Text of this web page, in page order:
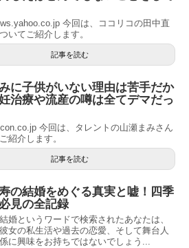
今回は、ココリコの田中直
いてご紹介します。
記事を読む
に子供がいない理由は苦手だか
治療や流産の噂は全てデマだっ
今回は、タレントの山瀬まみさん
紹介します。
記事を読む
の結婚をめぐる真実と嘘！四季
見の全記録
婚というワードで検索されたあなたは、
女の私生活や過去の恋愛、そして舞台人
に興味をお持ちではないでしょう...